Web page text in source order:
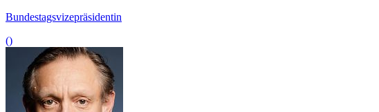
Bundestagsvizepräsidentin
()